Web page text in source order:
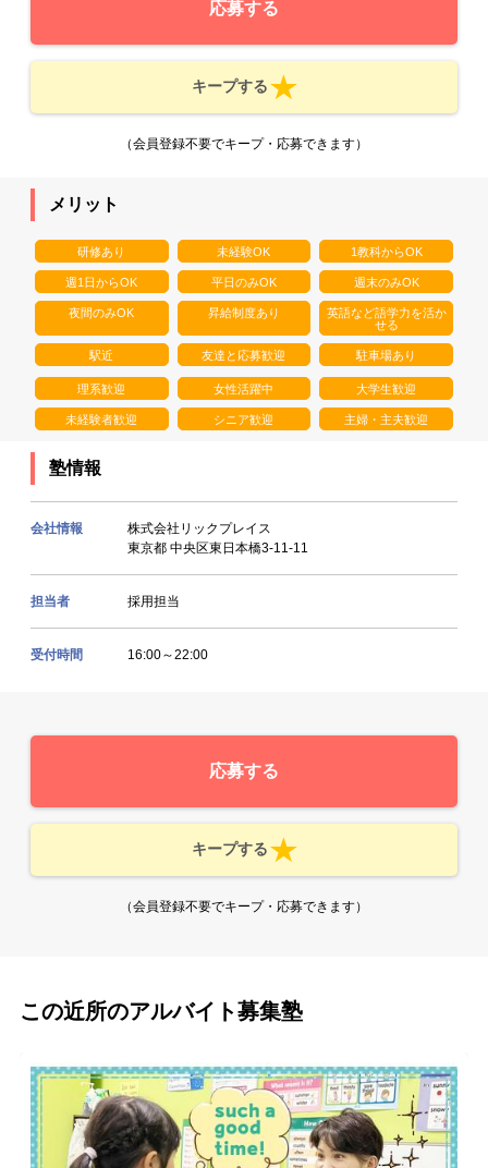
応募する
キープする
（会員登録不要でキープ・応募できます）
メリット
研修あり 未経験OK 1教科からOK
週1日からOK 平日のみOK 週末のみOK
夜間のみOK 昇給制度あり
英語など語学力を活か
せる
駅近 友達と応募歓迎 駐車場あり
理系歓迎 女性活躍中 大学生歓迎
未経験者歓迎 シニア歓迎 主婦・主夫歓迎
塾情報
会社情報
株式会社リックプレイス
東京都 中央区東日本橋3-11-11
担当者 採用担当
受付時間 16:00～22:00
応募する
キープする
（会員登録不要でキープ・応募できます）
この近所のアルバイト募集塾